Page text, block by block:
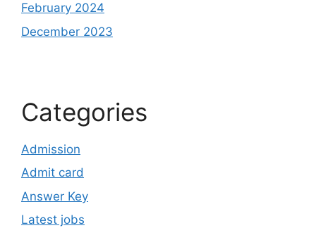
February 2024
December 2023
Categories
Admission
Admit card
Answer Key
Latest jobs